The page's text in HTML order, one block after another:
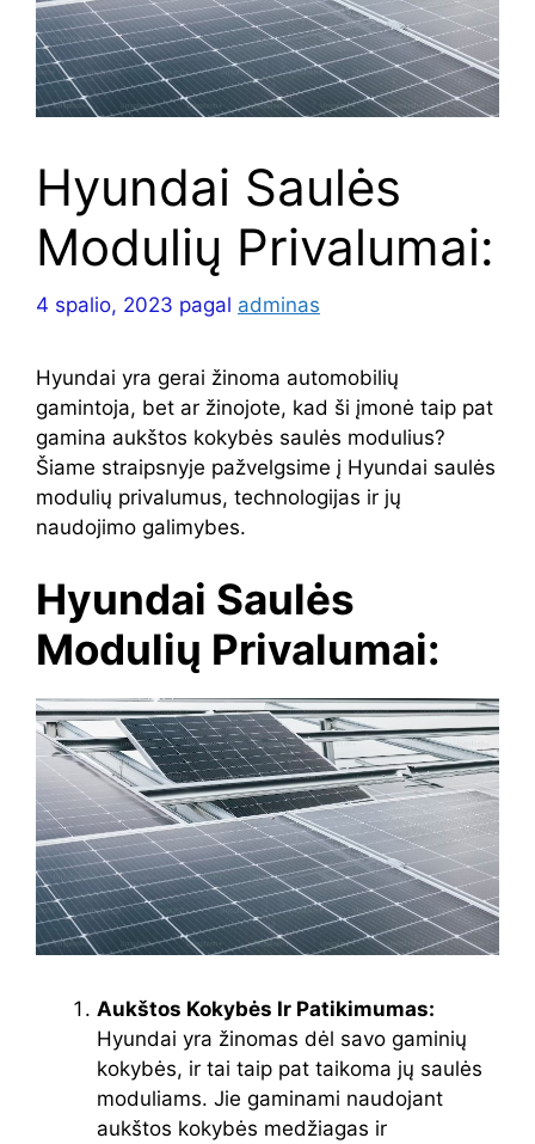
Hyundai Saulės
Modulių Privalumai:
4 spalio, 2023 pagal adminas
Hyundai yra gerai žinoma automobilių
gamintoja, bet ar žinojote, kad ši įmonė taip pat
gamina aukštos kokybės saulės modulius?
Šiame straipsnyje pažvelgsime į Hyundai saulės
modulių privalumus, technologijas ir jų
naudojimo galimybes.
Hyundai Saulės
Modulių Privalumai:
Aukštos Kokybės Ir Patikimumas:
Hyundai yra žinomas dėl savo gaminių
kokybės, ir tai taip pat taikoma jų saulės
moduliams. Jie gaminami naudojant
aukštos kokybės medžiagas ir